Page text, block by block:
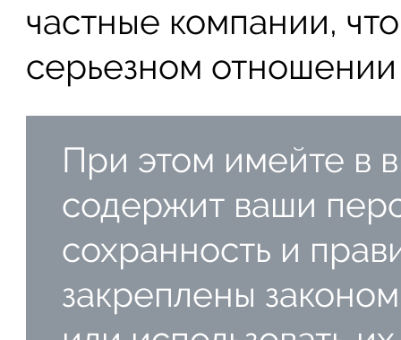
частные компании,
серьезном
При этом имейте в
содержит ваши
сохранность и
закреплены